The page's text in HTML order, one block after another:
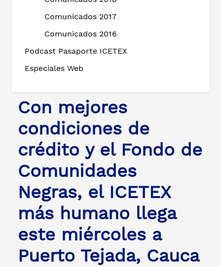
Comunicados 2017
Comunicados 2016
Podcast Pasaporte ICETEX
Especiales Web
Con mejores
condiciones de
crédito y el Fondo de
Comunidades
Negras, el ICETEX
más humano llega
este miércoles a
Puerto Tejada, Cauca